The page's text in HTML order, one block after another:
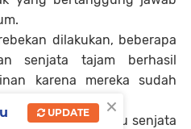
dilakukan, beberapa
senjata tajam berhasil
karena mereka sudah
tersebut.
terdapat satu senjata
×
UPDATE